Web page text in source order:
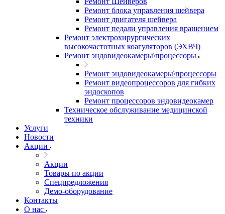
Ремонт блока управления шейвера
Ремонт двигателя шейвера
Ремонт педали управления вращением
Ремонт электрохирургических
высокочастотных коагуляторов (ЭХВЧ)
Ремонт эндовидеокамеры\процессоры
Ремонт эндовидеокамеры\процессоры
Ремонт видеопроцессоров для гибких
эндоскопов
Ремонт процессоров эндовидеокамер
Техническое обслуживание медицинской
техники
Услуги
Новости
Акции
Акции
Товары по акции
Спецпредложения
Демо-оборудование
Контакты
О нас